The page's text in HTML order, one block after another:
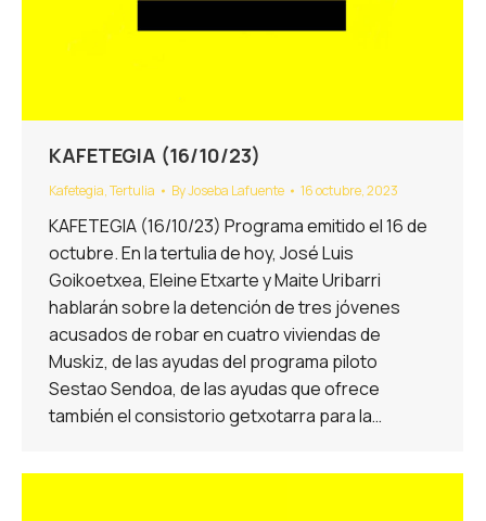
KAFETEGIA (16/10/23)
Kafetegia,Tertulia ByJoseba Lafuente 16 octubre, 2023
KAFETEGIA (16/10/23) Programa emitido el 16 de
octubre. En la tertulia de hoy, José Luis
Goikoetxea, Eleine Etxarte y Maite Uribarri
hablarán sobre la detención de tres jóvenes
acusados de robar en cuatro viviendas de
Muskiz, de las ayudas del programa piloto
Sestao Sendoa, de las ayudas que ofrece
también el consistorio getxotarra para la…